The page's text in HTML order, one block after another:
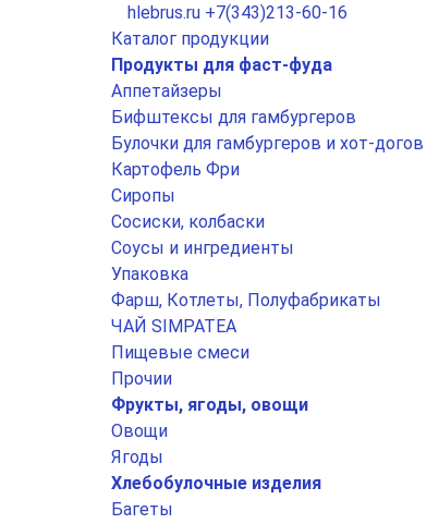
hlebrus.ru +7(343)213-60-16
Каталог продукции
Продукты для фаст-фуда
Аппетайзеры
Бифштексы для гамбургеров
Булочки для гамбургеров и хот-догов
Картофель Фри
Сиропы
Сосиски, колбаски
Соусы и ингредиенты
Упаковка
Фарш, Котлеты, Полуфабрикаты
ЧАЙ SIMPATEA
Пищевые смеси
Прочии
Фрукты, ягоды, овощи
Овощи
Ягоды
Хлебобулочные изделия
Багеты